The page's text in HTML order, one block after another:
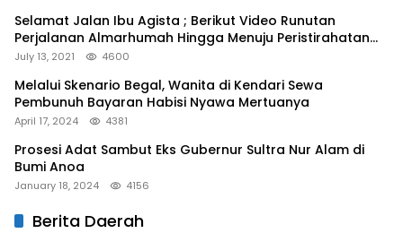
Selamat Jalan Ibu Agista ; Berikut Video Runutan
Perjalanan Almarhumah Hingga Menuju Peristirahatan
Terakhir
July 13, 2021 4600
Melalui Skenario Begal, Wanita di Kendari Sewa
Pembunuh Bayaran Habisi Nyawa Mertuanya
April 17, 2024 4381
Prosesi Adat Sambut Eks Gubernur Sultra Nur Alam di
Bumi Anoa
January 18, 2024 4156
Berita Daerah